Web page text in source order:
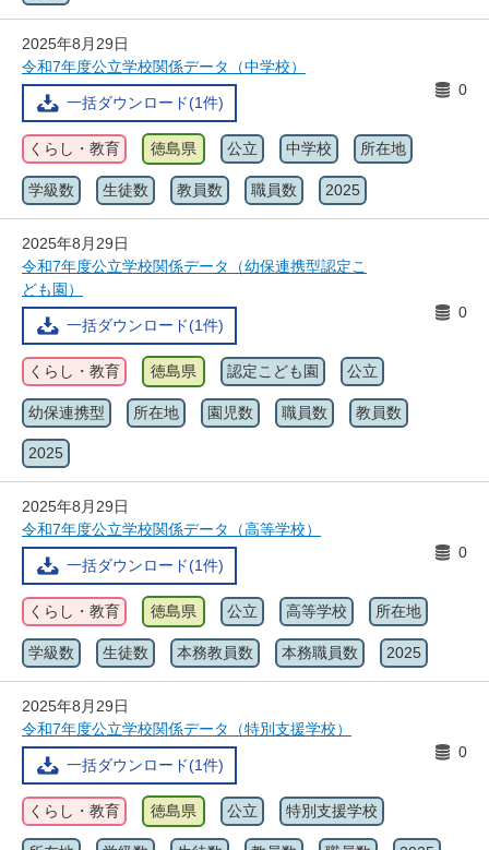
2025年8月29日
令和7年度公立学校関係データ（中学校）
一括ダウンロード(1件)
0
くらし・教育 徳島県 公立 中学校 所在地
学級数 生徒数 教員数 職員数 2025
2025年8月29日
令和7年度公立学校関係データ（幼保連携型認定こ
ども園）
一括ダウンロード(1件)
0
くらし・教育 徳島県 認定こども園 公立
幼保連携型 所在地 園児数 職員数 教員数
2025
2025年8月29日
令和7年度公立学校関係データ（高等学校）
一括ダウンロード(1件)
0
くらし・教育 徳島県 公立 高等学校 所在地
学級数 生徒数 本務教員数 本務職員数 2025
2025年8月29日
令和7年度公立学校関係データ（特別支援学校）
一括ダウンロード(1件)
0
くらし・教育 徳島県 公立 特別支援学校